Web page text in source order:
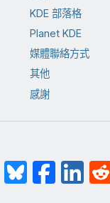
KDE 部落格
Planet KDE
媒體聯絡方式
其他
感謝